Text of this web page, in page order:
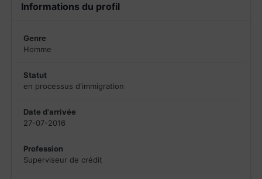
Informations du profil
Genre
Homme
Statut
en processus d'immigration
Date d'arrivée
27-07-2016
Profession
Superviseur de crédit